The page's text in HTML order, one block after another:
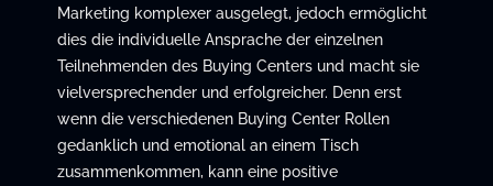
Marketing komplexer ausgelegt, jedoch ermöglicht
dies die individuelle Ansprache der einzelnen
Teilnehmenden des Buying Centers und macht sie
vielversprechender und erfolgreicher. Denn erst
wenn die verschiedenen Buying Center Rollen
gedanklich und emotional an einem Tisch
zusammenkommen, kann eine positive